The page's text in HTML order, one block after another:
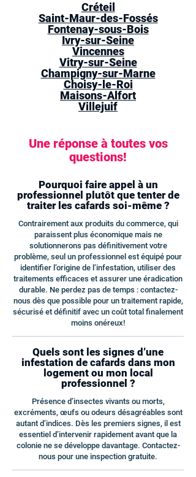
Créteil
Saint-Maur-des-Fossés
Fontenay-sous-Bois
Ivry-sur-Seine
Vincennes
Vitry-sur-Seine
Champigny-sur-Marne
Choisy-le-Roi
Maisons-Alfort
Villejuif
Une réponse à toutes vos
questions!
Pourquoi faire appel à un
professionnel plutôt que tenter de
traiter les cafards soi-même ?
Contrairement aux produits du commerce, qui
paraissent plus économique mais ne
solutionnerons pas définitivement votre
problème, seul un professionnel est équipé pour
identifier l’origine de l’infestation, utiliser des
traitements efficaces et assurer une éradication
durable. Ne perdez pas de temps : contactez-
nous dès que possible pour un traitement rapide,
sécurisé et définitif avec un coût total finalement
moins onéreux!
Quels sont les signes d’une
infestation de cafards dans mon
logement ou mon local
professionnel ?
Présence d’insectes vivants ou morts,
excréments, œufs ou odeurs désagréables sont
autant d’indices. Dès les premiers signes, il est
essentiel d’intervenir rapidement avant que la
colonie ne se développe davantage. Contactez-
nous pour une inspection gratuite.